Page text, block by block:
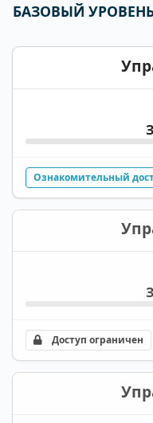
БАЗОВЫЙ
Ознакомительный
Доступ ограничен